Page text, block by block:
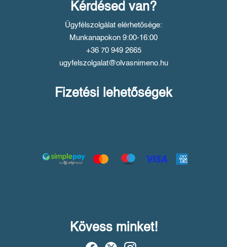
Kérdésed van?
Ügyfélszolgálat elérhetősége:
Munkanapokon 9:00-16:00
+36 70 949 2665
ugyfelszolgalat@olvasnimeno.hu
Fizetési lehetőségek
Kövess minket!